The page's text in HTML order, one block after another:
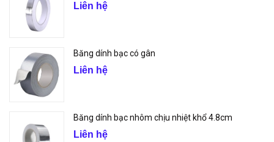
Liên hệ
Băng dính bạc có gân
Liên hệ
Băng dính bạc nhôm chịu nhiệt khổ 4.8cm
Liên hệ